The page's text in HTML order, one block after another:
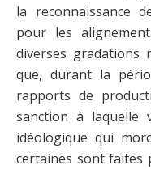
la reconnaissance
pour les
diverses gradations
que, durant la
rapports de
sanction à laquelle
idéologique qui
certaines sont faites